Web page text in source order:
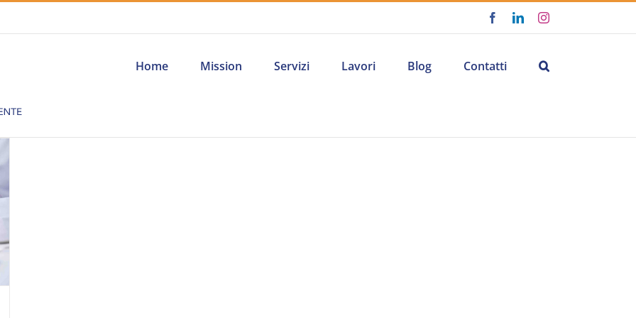
FacebookLinkedInInstagram
Home Mission Servizi Lavori Blog Contatti